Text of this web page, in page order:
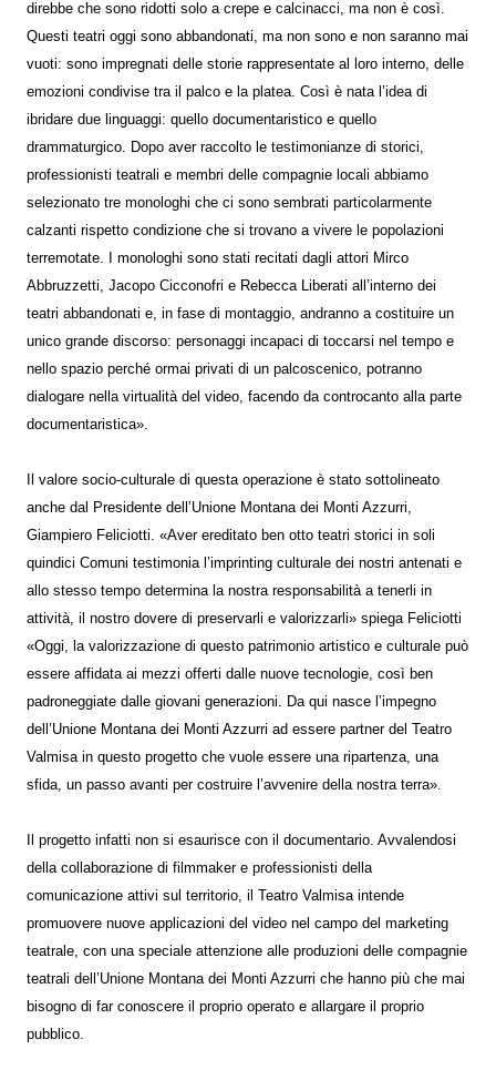
direbbe che sono ridotti solo a crepe e calcinacci, ma non è così.
Questi teatri oggi sono abbandonati, ma non sono e non saranno mai
vuoti: sono impregnati delle storie rappresentate al loro interno, delle
emozioni condivise tra il palco e la platea. Così è nata l’idea di
ibridare due linguaggi: quello documentaristico e quello
drammaturgico. Dopo aver raccolto le testimonianze di storici,
professionisti teatrali e membri delle compagnie locali abbiamo
selezionato tre monologhi che ci sono sembrati particolarmente
calzanti rispetto condizione che si trovano a vivere le popolazioni
terremotate. I monologhi sono stati recitati dagli attori Mirco
Abbruzzetti, Jacopo Cicconofri e Rebecca Liberati all’interno dei
teatri abbandonati e, in fase di montaggio, andranno a costituire un
unico grande discorso: personaggi incapaci di toccarsi nel tempo e
nello spazio perché ormai privati di un palcoscenico, potranno
dialogare nella virtualità del video, facendo da controcanto alla parte
documentaristica».
Il valore socio-culturale di questa operazione è stato sottolineato
anche dal Presidente dell’Unione Montana dei Monti Azzurri,
Giampiero Feliciotti. «Aver ereditato ben otto teatri storici in soli
quindici Comuni testimonia l’imprinting culturale dei nostri antenati e
allo stesso tempo determina la nostra responsabilità a tenerli in
attività, il nostro dovere di preservarli e valorizzarli» spiega Feliciotti
«Oggi, la valorizzazione di questo patrimonio artistico e culturale può
essere affidata ai mezzi offerti dalle nuove tecnologie, così ben
padroneggiate dalle giovani generazioni. Da qui nasce l’impegno
dell’Unione Montana dei Monti Azzurri ad essere partner del Teatro
Valmisa in questo progetto che vuole essere una ripartenza, una
sfida, un passo avanti per costruire l’avvenire della nostra terra».
Il progetto infatti non si esaurisce con il documentario. Avvalendosi
della collaborazione di filmmaker e professionisti della
comunicazione attivi sul territorio, il Teatro Valmisa intende
promuovere nuove applicazioni del video nel campo del marketing
teatrale, con una speciale attenzione alle produzioni delle compagnie
teatrali dell’Unione Montana dei Monti Azzurri che hanno più che mai
bisogno di far conoscere il proprio operato e allargare il proprio
pubblico.